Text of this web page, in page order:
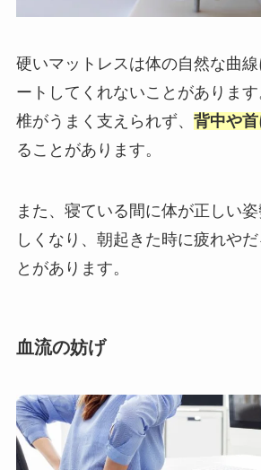
硬いマットレスは体の自然な曲
ートしてくれないことがありま
椎がうまく支えられず、 背中や
ることがあります。
また、寝ている間に体が正しい
しくなり、朝起きた時に疲れや
とがあります。
血流の妨げ